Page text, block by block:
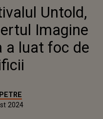
ÎNAINTE DE
IMAGINE
SCENA A LUAT FOC
Untold,
Imagine
a luat foc de
2024